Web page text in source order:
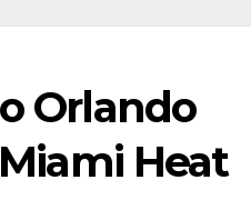
Orlando
Heat